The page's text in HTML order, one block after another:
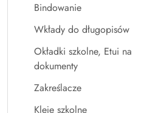
Bindowanie
Wkłady do długopisów
Okładki szkolne, Etui na
dokumenty
Zakreślacze
Kleje szkolne